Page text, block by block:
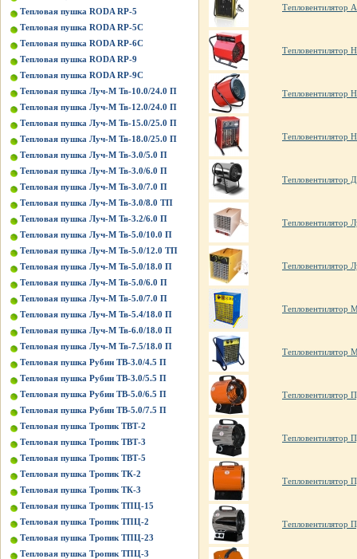
Тепловая пушка RODA RP-5
Тепловая пушка RODA RP-5C
Тепловая пушка RODA RP-6C
Тепловая пушка RODA RP-9
Тепловая пушка RODA RP-9C
Тепловая пушка Луч-М Тв-10.0/24.0 П
Тепловая пушка Луч-М Тв-12.0/24.0 П
Тепловая пушка Луч-М Тв-15.0/25.0 П
Тепловая пушка Луч-М Тв-18.0/25.0 П
Тепловая пушка Луч-М Тв-3.0/5.0 П
Тепловая пушка Луч-М Тв-3.0/6.0 П
Тепловая пушка Луч-М Тв-3.0/7.0 П
Тепловая пушка Луч-М Тв-3.0/8.0 ТП
Тепловая пушка Луч-М Тв-3.2/6.0 П
Тепловая пушка Луч-М Тв-5.0/10.0 П
Тепловая пушка Луч-М Тв-5.0/12.0 ТП
Тепловая пушка Луч-М Тв-5.0/18.0 П
Тепловая пушка Луч-М Тв-5.0/6.0 П
Тепловая пушка Луч-М Тв-5.0/7.0 П
Тепловая пушка Луч-М Тв-5.4/18.0 П
Тепловая пушка Луч-М Тв-6.0/18.0 П
Тепловая пушка Луч-М Тв-7.5/18.0 П
Тепловая пушка Рубин ТВ-3.0/4.5 П
Тепловая пушка Рубин ТВ-3.0/5.5 П
Тепловая пушка Рубин ТВ-5.0/6.5 П
Тепловая пушка Рубин ТВ-5.0/7.5 П
Тепловая пушка Тропик ТВТ-2
Тепловая пушка Тропик ТВТ-3
Тепловая пушка Тропик ТВТ-5
Тепловая пушка Тропик ТК-2
Тепловая пушка Тропик ТК-3
Тепловая пушка Тропик ТПЦ-15
Тепловая пушка Тропик ТПЦ-2
Тепловая пушка Тропик ТПЦ-23
Тепловая пушка Тропик ТПЦ-3
Тепловентилятор
Тепловентилятор
Тепловентилятор
Тепловентилятор
Тепловентилятор
Тепловентилятор
Тепловентилятор
Тепловентилятор
Тепловентилятор
Тепловентилятор
Тепловентилятор
Тепловентилятор